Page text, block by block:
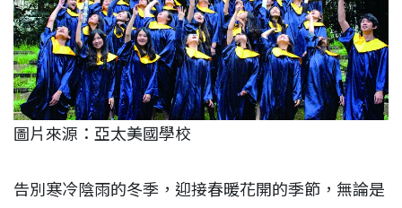
圖片來源：亞太美國學校
告別寒冷陰雨的冬季，迎接春暖花開的季節，無論是